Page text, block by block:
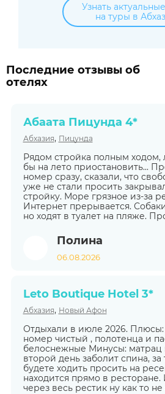
Узнать
на туры в
Последние отзывы об
отелях
Абаата Пицунда 4*
Абхазия, Пицунда
Рядом стройка полным ходом,
бы на лето приостановить...
номер сразу, сказали, что
уже не стали просить
стройку. Море грязное из-за
Интернет прерывается.
но ходят в туалет на пляже.
Полина
06.08.2026
Leto Boutique Hotel 3*
Абхазия, Новый Афон
Отдыхали в июле 2026.
номер чистый , полотенца и
белоснежные Минусы: матрац
второй день заболит спина, за
будете ходить просить на
находится прямо в
через весь рестик ну как то